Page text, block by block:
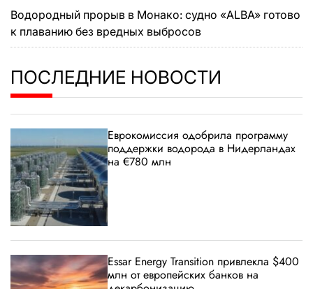
Водородный прорыв в Монако: судно «ALBA» готово
к плаванию без вредных выбросов
ПОСЛЕДНИЕ НОВОСТИ
Еврокомиссия одобрила программу
поддержки водорода в Нидерландах
на €780 млн
Essar Energy Transition привлекла $400
млн от европейских банков на